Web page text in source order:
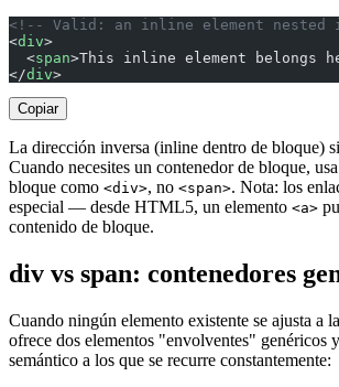
<!-- Valid: an inline element nested
<div>
  <
span>This inline element belongs
</div>
Copiar
La dirección inversa (inline dentro de bloque)
Cuando necesites un contenedor de bloque,
bloque como <div>, no <span>. Nota: los
especial — desde HTML5, un elemento <a>
contenido de bloque.
div vs span: contenedores
Cuando ningún elemento existente se ajusta a
ofrece dos elementos "envolventes" genéricos
semántico a los que se recurre constantemente: